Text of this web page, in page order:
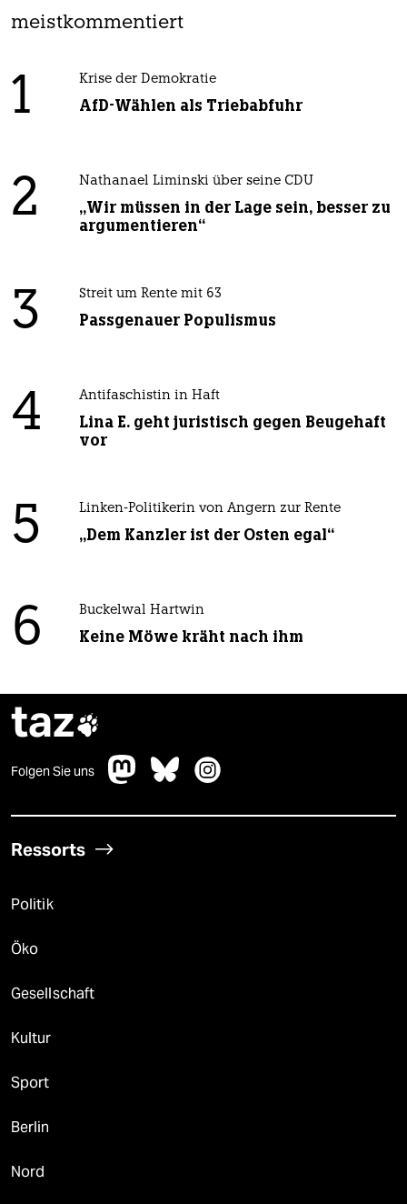
meistkommentiert
1 Krise der Demokratie
AfD-Wählen als Triebabfuhr
2 Nathanael Liminski über seine CDU
„Wir müssen in der Lage sein, besser zu
argumentieren“
3 Streit um Rente mit 63
Passgenauer Populismus
4 Antifaschistin in Haft
Lina E. geht juristisch gegen Beugehaft
vor
5 Linken-Politikerin von Angern zur Rente
„Dem Kanzler ist der Osten egal“
6 Buckelwal Hartwin
Keine Möwe kräht nach ihm
taz
Folgen Sie uns
Ressorts
Politik
Öko
Gesellschaft
Kultur
Sport
Berlin
Nord